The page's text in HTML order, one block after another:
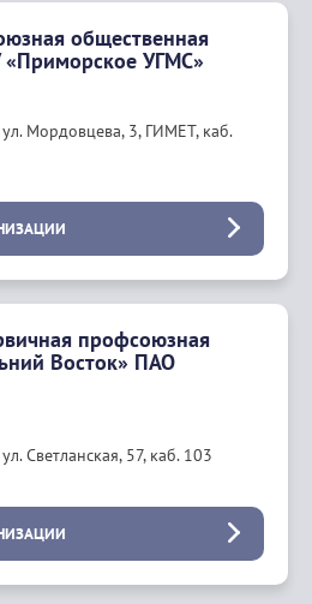
общественная
«Приморское УГМС»
Мордовцева, 3, ГИМЕТ, каб.
профсоюзная
Восток» ПАО
Светланская, 57, каб. 103